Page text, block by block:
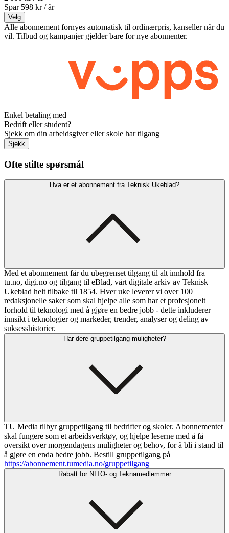
Spar 598 kr /år
Velg
Alle abonnement fornyes automatisk til ordinærpris, kanseller når du
vil. Tilbud og kampanjer gjelder bare for nye abonnenter.
Enkel betaling med
Bedrift eller student?
Sjekk om din arbeidsgiver eller skole har tilgang
Sjekk
Ofte stilte spørsmål
Hva er et abonnement fra Teknisk Ukeblad?
Med et abonnement får du ubegrenset tilgang til alt innhold fra
tu.no, digi.no og tilgang til eBlad, vårt digitale arkiv av Teknisk
Ukeblad helt tilbake til 1854. Hver uke leverer vi over 100
redaksjonelle saker som skal hjelpe alle som har et profesjonelt
forhold til teknologi med å gjøre en bedre jobb - dette inkluderer
innsikt i teknologier og markeder, trender, analyser og deling av
suksesshistorier.
Har dere gruppetilgang muligheter?
TU Media tilbyr gruppetilgang til bedrifter og skoler. Abonnementet
skal fungere som et arbeidsverktøy, og hjelpe leserne med å få
oversikt over morgendagens muligheter og behov, for å bli i stand til
å gjøre en enda bedre jobb. Bestill gruppetilgang på
https://abonnement.tumedia.no/gruppetilgang
Rabatt for NITO- og Teknamedlemmer